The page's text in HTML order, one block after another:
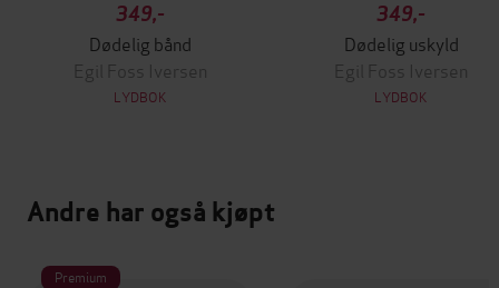
349,-
Dødelig bånd
Egil Foss Iversen
LYDBOK
349,-
Dødelig uskyld
Egil Foss Iversen
LYDBOK
Andre har også kjøpt
Premium